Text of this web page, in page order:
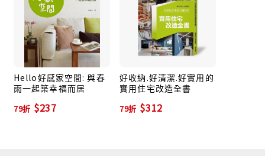
Hello好感家空間: 與春
雨一起築幸福而居
79折 $237
好收納.好清潔.好實用的
實用住宅改造全書
79折 $312